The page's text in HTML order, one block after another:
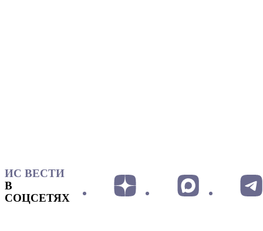
ИС ВЕСТИ
В
СОЦСЕТЯХ